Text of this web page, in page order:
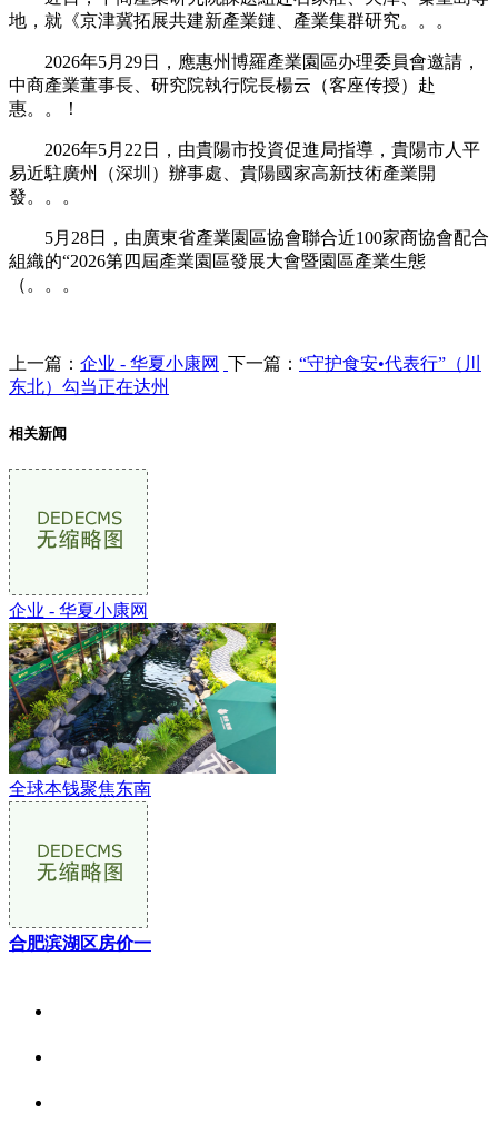
地，就《京津冀拓展共建新產業鏈、產業集群研究。。。
2026年5月29日，應惠州博羅產業園區办理委員會邀請，
中商產業董事長、研究院執行院長楊云（客座传授）赴
惠。。！
2026年5月22日，由貴陽市投資促進局指導，貴陽市人平
易近駐廣州（深圳）辦事處、貴陽國家高新技術產業開
發。。。
5月28日，由廣東省產業園區協會聯合近100家商協會配合
組織的“2026第四屆產業園區發展大會暨園區產業生態
（。。。
上一篇： 企业 - 华夏小康网 下一篇： “守护食安•代表行”（川
东北）勾当正在达州
相关新闻
企业 - 华夏小康网
全球本钱聚焦东南
合肥滨湖区房价一